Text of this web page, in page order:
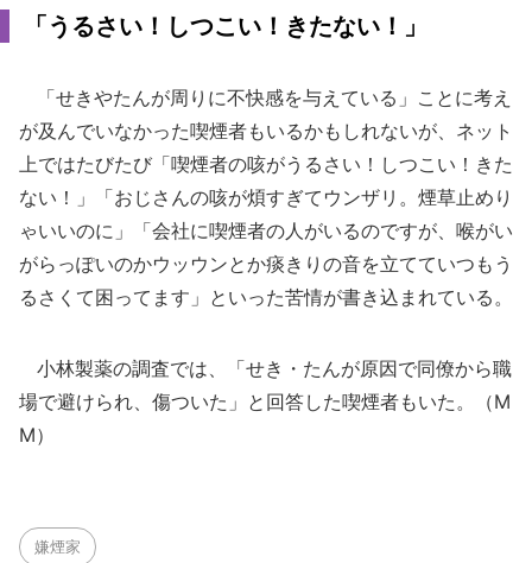
「うるさい！しつこい！きたない！」
「せきやたんが周りに不快感を与えている」ことに考え
が及んでいなかった喫煙者もいるかもしれないが、ネット
上ではたびたび「喫煙者の咳がうるさい！しつこい！きた
ない！」「おじさんの咳が煩すぎてウンザリ。煙草止めり
ゃいいのに」「会社に喫煙者の人がいるのですが、喉がい
がらっぽいのかウッウンとか痰きりの音を立てていつもう
るさくて困ってます」といった苦情が書き込まれている。
小林製薬の調査では、「せき・たんが原因で同僚から職
場で避けられ、傷ついた」と回答した喫煙者もいた。（M
M）
嫌煙家